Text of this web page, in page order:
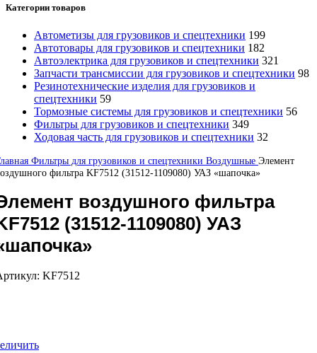
Категории товаров
Автометизы для грузовиков и спецтехники 199
Автотовары для грузовиков и спецтехники 182
Автоэлектрика для грузовиков и спецтехники 321
Запчасти трансмиссии для грузовиков и спецтехники 98
Резинотехнические изделия для грузовиков и
спецтехники 59
Тормозные системы для грузовиков и спецтехники 56
Фильтры для грузовиков и спецтехники 349
Ходовая часть для грузовиков и спецтехники 32
Фильтры для грузовиков и спецтехники Воздушные Элемент
фильтра KF7512 (31512-1109080) УАЗ «шапочка»
воздушного фильтра
(31512-1109080) УАЗ
KF7512